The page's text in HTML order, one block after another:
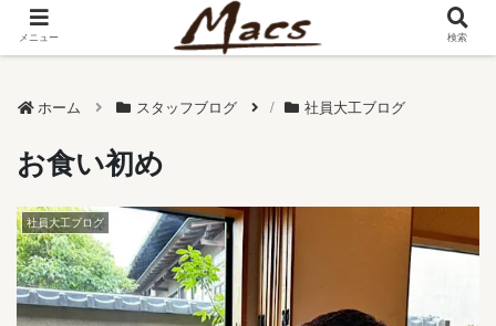
ホーム スタッフブログ 社員大工ブログ
お食い初め
社員大工ブログ
メニュー 検索